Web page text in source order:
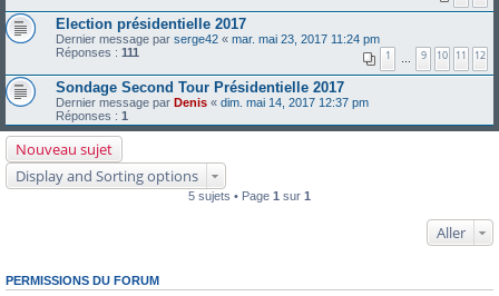
Election présidentielle 2017
Dernier message par serge42 « mar. mai 23, 2017 11:24 pm
Réponses : 111 1 … 9 10 11 12
Sondage Second Tour Présidentielle 2017
Dernier message par Denis « dim. mai 14, 2017 12:37 pm
Réponses : 1
Nouveau sujet
Display and Sorting options
5 sujets • Page 1 sur 1
Aller
PERMISSIONS DU FORUM